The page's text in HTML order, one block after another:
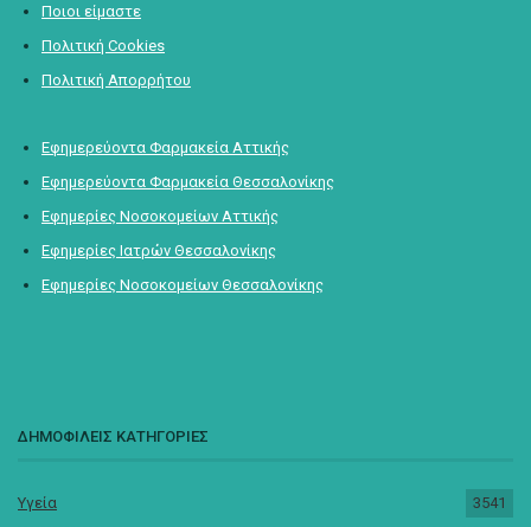
Ποιοι είμαστε
Πολιτική Cookies
Πολιτική Απορρήτου
Εφημερεύοντα Φαρμακεία Αττικής
Εφημερεύοντα Φαρμακεία Θεσσαλονίκης
Εφημερίες Νοσοκομείων Αττικής
Εφημερίες Ιατρών Θεσσαλονίκης
Εφημερίες Νοσοκομείων Θεσσαλονίκης
ΔΗΜΟΦΙΛΕΙΣ ΚΑΤΗΓΟΡΙΕΣ
Υγεία 3541